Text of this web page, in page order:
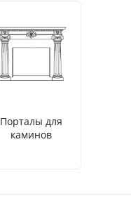
Порталы для
каминов